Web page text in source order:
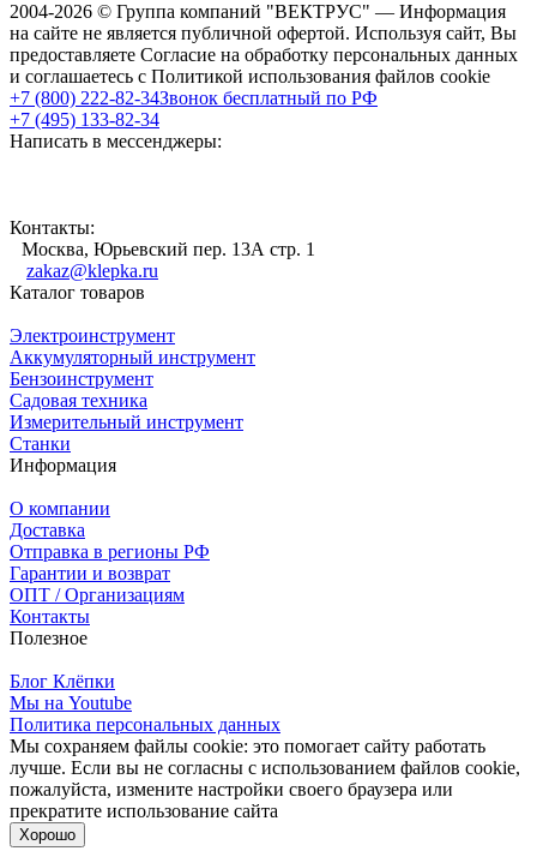
2004-2026 © Группа компаний "ВЕКТРУС" — Информация
на сайте не является публичной офертой. Используя сайт, Вы
предоставляете Согласие на обработку персональных данных
и соглашаетесь с Политикой использования файлов cookie
+7 (800) 222-82-34Звонок бесплатный по РФ
+7 (495) 133-82-34
Написать в мессенджеры:
Контакты:
Москва, Юрьевский пер. 13А стр. 1
zakaz@klepka.ru
Каталог товаров
Электроинструмент
Аккумуляторный инструмент
Бензоинструмент
Садовая техника
Измерительный инструмент
Станки
Информация
О компании
Доставка
Отправка в регионы РФ
Гарантии и возврат
ОПТ / Организациям
Контакты
Полезное
Блог Клёпки
Мы на Youtube
Политика персональных данных
Мы сохраняем файлы cookie: это помогает сайту работать
лучше. Если вы не согласны с использованием файлов cookie,
пожалуйста, измените настройки своего браузера или
прекратите использование сайта
Хорошо